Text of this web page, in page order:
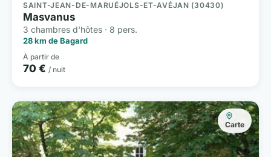
SAINT-JEAN-DE-MARUÉJOLS-ET-AVÉJAN (30430)
Masvanus
3 chambres d'hôtes · 8 pers.
28 km de Bagard
À partir de
70 € / nuit
Carte